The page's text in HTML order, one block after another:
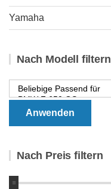
Yamaha
Nach Modell filtern
Anwenden
Nach Preis filtern